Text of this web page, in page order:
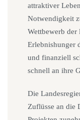
attraktiver
Notwendigkeit
Wettbewerb der
Erlebnishunger
und finanziell
schnell an ihre
Die
Zuflüsse an die